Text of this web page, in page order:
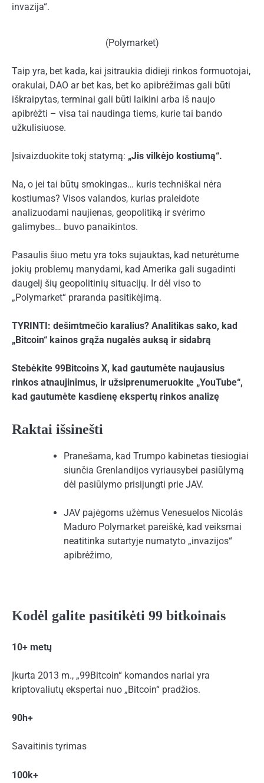
invazija“.
(Polymarket)
Taip yra, bet kada, kai įsitraukia didieji rinkos formuotojai,
orakulai, DAO ar bet kas, bet ko apibrėžimas gali būti
iškraipytas, terminai gali būti laikini arba iš naujo
apibrėžti – visa tai naudinga tiems, kurie tai bando
užkulisiuose.
Įsivaizduokite tokį statymą: „Jis vilkėjo kostiumą“.
Na, o jei tai būtų smokingas… kuris techniškai nėra
kostiumas? Visos valandos, kurias praleidote
analizuodami naujienas, geopolitiką ir svėrimo
galimybes… buvo panaikintos.
Pasaulis šiuo metu yra toks sujauktas, kad neturėtume
jokių problemų manydami, kad Amerika gali sugadinti
daugelį šių geopolitinių situacijų. Ir dėl viso to
„Polymarket“ praranda pasitikėjimą.
TYRINTI: dešimtmečio karalius? Analitikas sako, kad
„Bitcoin“ kainos grąža nugalės auksą ir sidabrą
Stebėkite 99Bitcoins X, kad gautumėte naujausius
rinkos atnaujinimus, ir užsiprenumeruokite „YouTube“,
kad gautumėte kasdienę ekspertų rinkos analizę
Raktai išsinešti
Pranešama, kad Trumpo kabinetas tiesiogiai
siunčia Grenlandijos vyriausybei pasiūlymą
dėl pasiūlymo prisijungti prie JAV.
JAV pajėgoms užėmus Venesuelos Nicolás
Maduro Polymarket pareiškė, kad veiksmai
neatitinka sutartyje numatyto „invazijos“
apibrėžimo,
Kodėl galite pasitikėti 99 bitkoinais
10+ metų
Įkurta 2013 m., „99Bitcoin“ komandos nariai yra
kriptovaliutų ekspertai nuo „Bitcoin“ pradžios.
90h+
Savaitinis tyrimas
100k+